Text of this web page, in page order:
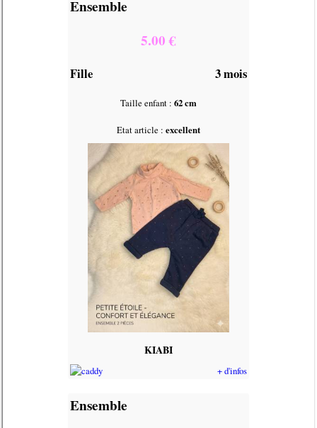
Ensemble
5.00 €
Fille 3 mois
Taille enfant : 62 cm
Etat article : excellent
KIABI
+ d'infos
Ensemble